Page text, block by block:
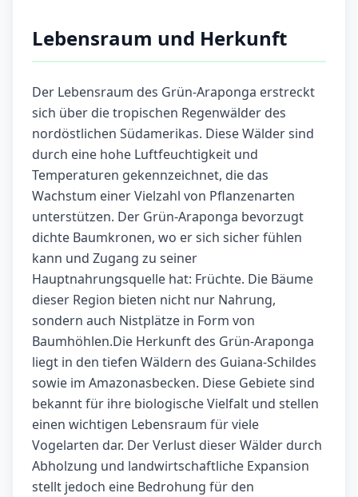
Lebensraum und Herkunft
Der Lebensraum des Grün-Araponga erstreckt
sich über die tropischen Regenwälder des
nordöstlichen Südamerikas. Diese Wälder sind
durch eine hohe Luftfeuchtigkeit und
Temperaturen gekennzeichnet, die das
Wachstum einer Vielzahl von Pflanzenarten
unterstützen. Der Grün-Araponga bevorzugt
dichte Baumkronen, wo er sich sicher fühlen
kann und Zugang zu seiner
Hauptnahrungsquelle hat: Früchte. Die Bäume
dieser Region bieten nicht nur Nahrung,
sondern auch Nistplätze in Form von
Baumhöhlen.Die Herkunft des Grün-Araponga
liegt in den tiefen Wäldern des Guiana-Schildes
sowie im Amazonasbecken. Diese Gebiete sind
bekannt für ihre biologische Vielfalt und stellen
einen wichtigen Lebensraum für viele
Vogelarten dar. Der Verlust dieser Wälder durch
Abholzung und landwirtschaftliche Expansion
stellt jedoch eine Bedrohung für den